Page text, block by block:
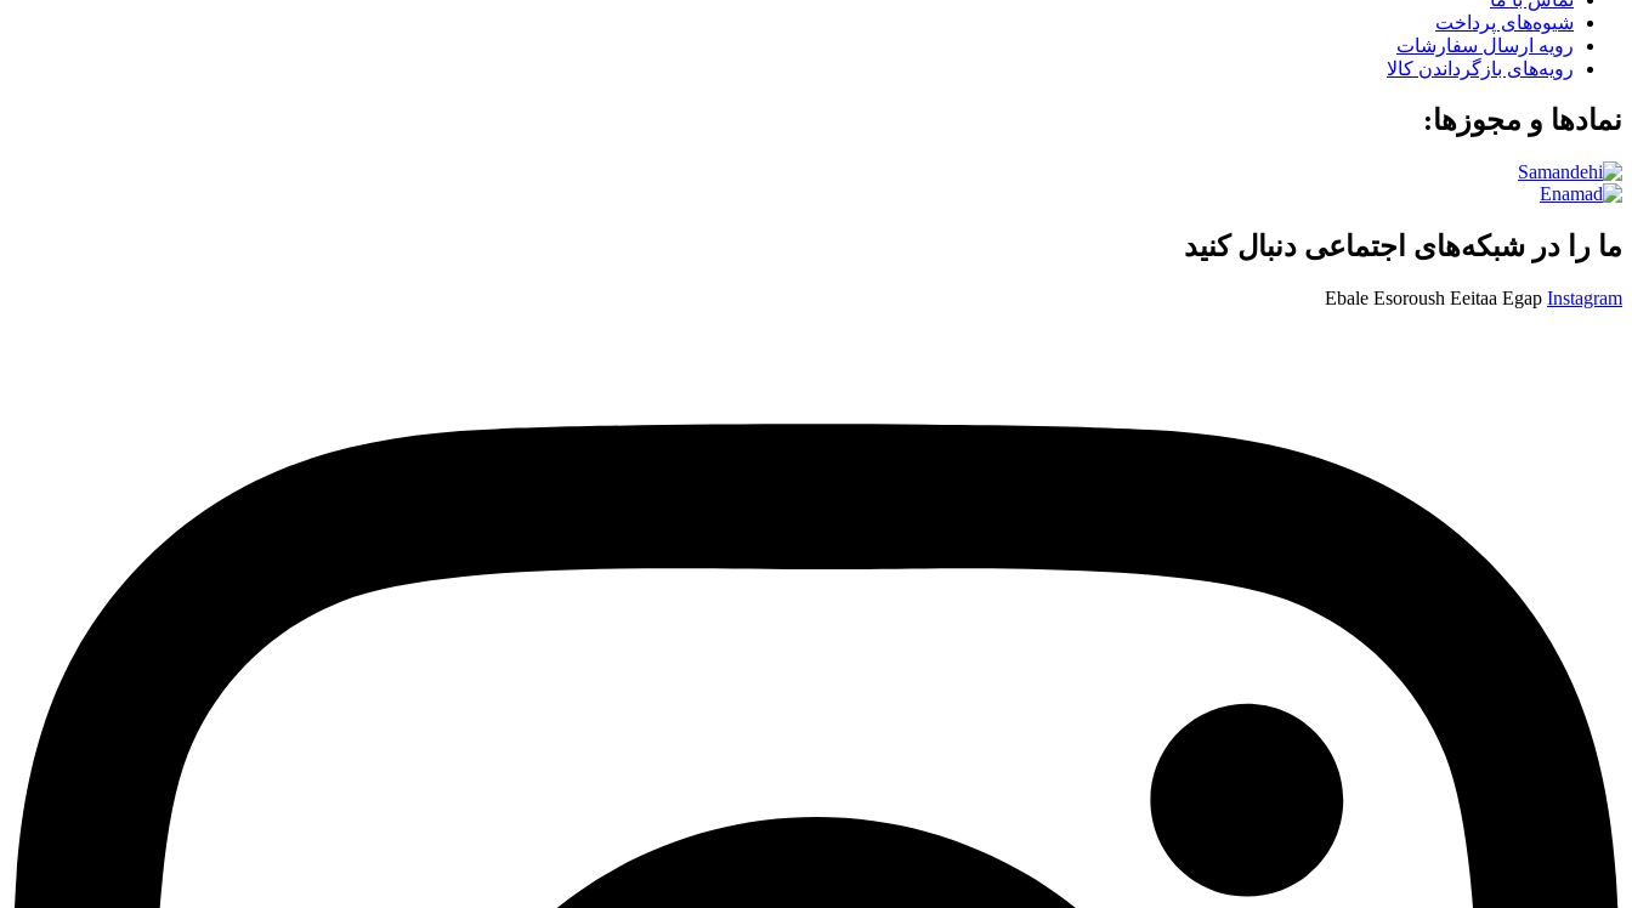
شیوه‌های پرداخت
رویه ارسال سفارشات
رویه‌های بازگرداندن کالا
نمادها و مجوزها:
ما را در شبکه‌های اجتماعی دنبال کنید
Ebale Esoroush Eeitaa Egap Instagram